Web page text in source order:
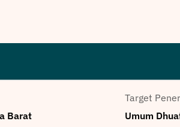
Barat
Target
Umum